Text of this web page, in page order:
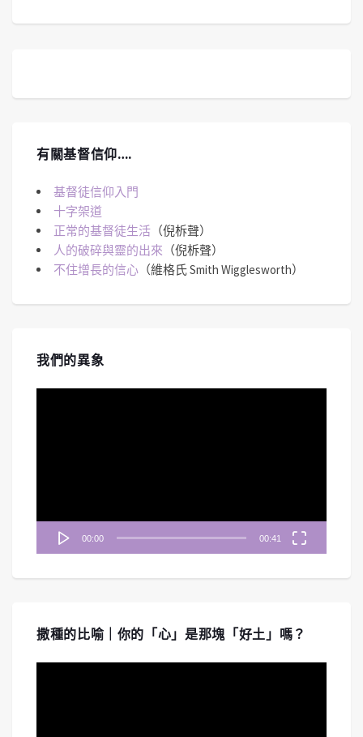
有關基督信仰….
基督徒信仰入門
十字架道
正常的基督徒生活 （倪柝聲）
人的破碎與靈的出來 （倪柝聲）
不住增長的信心 （維格氏 Smith Wigglesworth）
我們的異象
00:00 00:41
撒種的比喻｜你的「心」是那塊「好土」嗎？